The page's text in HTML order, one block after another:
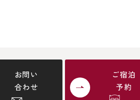
お問い
合わせ
ご宿泊
予約